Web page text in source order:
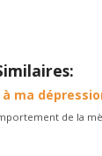
à ma
de la